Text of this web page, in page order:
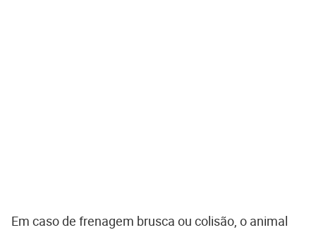
Em caso de frenagem brusca ou colisão, o animal